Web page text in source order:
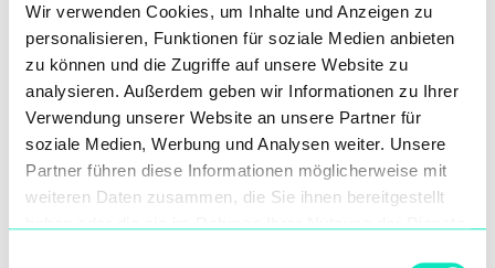
Wir verwenden Cookies, um Inhalte und Anzeigen zu
personalisieren, Funktionen für soziale Medien anbieten
zu können und die Zugriffe auf unsere Website zu
analysieren. Außerdem geben wir Informationen zu Ihrer
Verwendung unserer Website an unsere Partner für
soziale Medien, Werbung und Analysen weiter. Unsere
Partner führen diese Informationen möglicherweise mit
weiteren Daten zusammen, die Sie ihnen bereitgestellt
Es ist Zeit, den Teufelskreis zu